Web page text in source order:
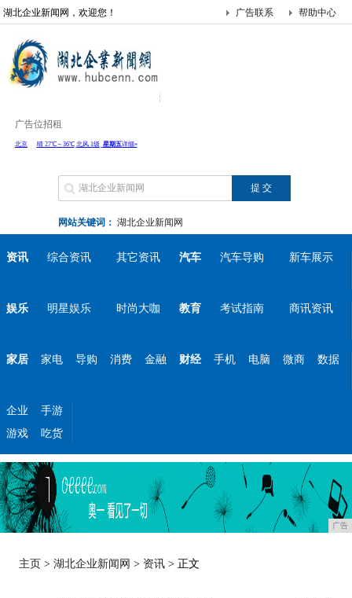
湖北企业新闻网，欢迎您！ 帮助中心
广告联系
广告位招租
网站关键词： 湖北企业新闻网
资讯 综合资讯 其它资讯 汽车 汽车导购 新车展示
娱乐 明星娱乐 时尚大咖 教育 考试指南 商讯资讯
家居 家电 导购 消费 金融 财经 手机 电脑 微商 数据
企业
手游
游戏
吃货
广告
主页 >湖北企业新闻网 > 资讯 > 正文